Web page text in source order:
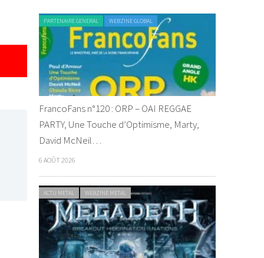
PARTENAIRE GENERAL WEBZINE GLOBAL
FrancoFans n°120 : ORP – OAI REGGAE
PARTY, Une Touche d’Optimisme, Marty,
David McNeil…
6 AOÛT 2026
ACTU METAL WEBZINE METAL